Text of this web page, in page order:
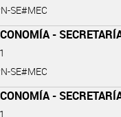
SE#MEC
-
SE#MEC
-